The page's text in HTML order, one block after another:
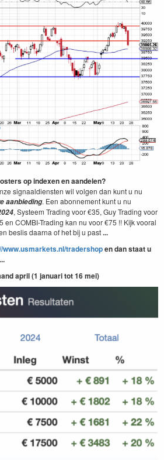
op indexen en aandelen?
signaaldiensten wil volgen dan kunt u nu
aanbieding. Een abonnement kunt u nu
, Systeem Trading voor €35, Guy Trading voor
en COMBI-Trading kan nu voor €75 !! Kijk vooral
beslis daarna of het bij u past...
www.usmarkets.nl/tradershopen dan staat u
april (1 januari tot 16 mei)